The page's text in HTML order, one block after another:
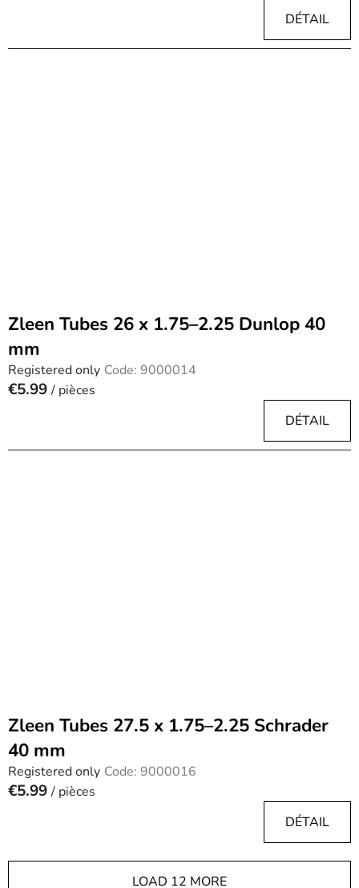
DÉTAIL
Zleen Tubes 26 x 1.75–2.25 Dunlop 40
mm
Registered only Code: 9000014
€5.99 / pièces
DÉTAIL
Zleen Tubes 27.5 x 1.75–2.25 Schrader
40 mm
Registered only Code: 9000016
€5.99 / pièces
DÉTAIL
LOAD 12 MORE